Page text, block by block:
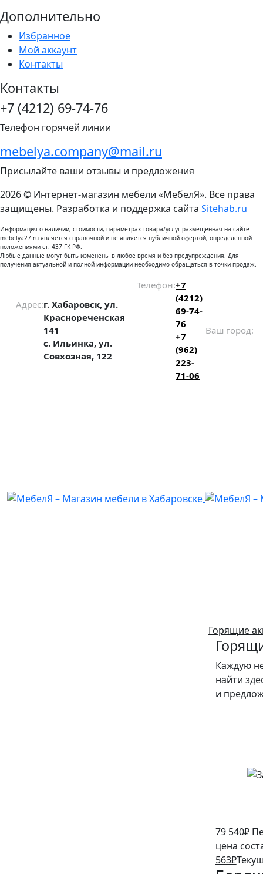
Дополнительно
Избранное
Мой аккаунт
Контакты
Контакты
+7 (4212) 69-74-76
Телефон горячей линии
mebelya.company@mail.ru
Присылайте ваши отзывы и предложения
2026 © Интернет-магазин мебели «МебелЯ». Все права
защищены. Разработка и поддержка сайта Sitehab.ru
Информация о наличии, стоимости, параметрах товара/услуг размещённая на сайте
mebelya27.ru является справочной и не является публичной офертой, определённой
положениями ст. 437 ГК РФ.
Любые данные могут быть изменены в любое время и без предупреждения. Для
получения актуальной и полной информации необходимо обращаться в точки продаж.
Адрес:г. Хабаровск, ул.
Краснореченская
141
с. Ильинка, ул.
Совхозная, 122
Телефон:+7
(4212)
69-74-
76
+7
(962)
223-
71-06
Ваш город:
Горящие
Каждую
найти
и
79 540₽
цена
563₽